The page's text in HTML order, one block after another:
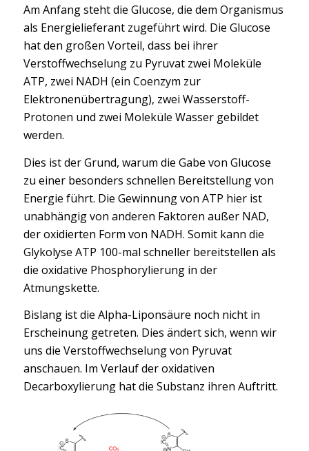
Am Anfang steht die Glucose, die dem Organismus
als Energielieferant zugeführt wird. Die Glucose
hat den großen Vorteil, dass bei ihrer
Verstoffwechselung zu Pyruvat zwei Moleküle
ATP, zwei NADH (ein Coenzym zur
Elektronenübertragung), zwei Wasserstoff-
Protonen und zwei Moleküle Wasser gebildet
werden.
Dies ist der Grund, warum die Gabe von Glucose
zu einer besonders schnellen Bereitstellung von
Energie führt. Die Gewinnung von ATP hier ist
unabhängig von anderen Faktoren außer NAD,
der oxidierten Form von NADH. Somit kann die
Glykolyse ATP 100-mal schneller bereitstellen als
die oxidative Phosphorylierung in der
Atmungskette.
Bislang ist die Alpha-Liponsäure noch nicht in
Erscheinung getreten. Dies ändert sich, wenn wir
uns die Verstoffwechselung von Pyruvat
anschauen. Im Verlauf der oxidativen
Decarboxylierung hat die Substanz ihren Auftritt.